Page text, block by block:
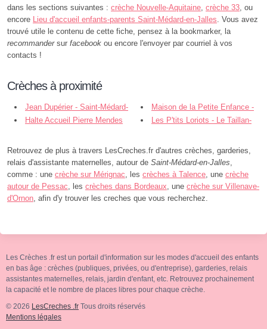
dans les sections suivantes : crèche Nouvelle-Aquitaine crèche 33 , ou
encore
Lieu d'accueil enfants-parents Saint-Médard-en-Jalles . Vous avez
trouvé utile le contenu de cette fiche, pensez à la bookmarker, la
recommandersur facebook ou encore l'envoyer par courriel à vos
contacts !
Crèches à proximité
Jean Dupérier - Saint-Médard-
en-Jalles
Maison de la Petite Enfance -
Saint-Médard-en-Jalles
Halte Accueil Pierre Mendes
Les P'tits Loriots - Le Taillan-
Retrouvez de plus à travers LesCreches.fr d'autres crèches, garderies,
relais d'assistante maternelles, autour de Saint-Médard-en-Jalles
comme : une crèche sur Mérignac , les crèches à Talence , une crèche
autour de Pessac , les crèches dans Bordeaux , une crèche sur Villenave-
d'Ornon , afin d'y trouver les creches que vous recherchez.
Les Crèches .fr est un portail d'information sur les modes d'accueil des enfants
en bas âge : crèches (publiques, privées, ou d'entreprise), garderies, relais
assistantes maternelles, relais, jardin d'enfant, etc. Retrouvez prochainement
la capacité et le nombre de places libres pour chaque crèche.
© 2026 LesCreches .fr Tous droits réservés
Mentions légales